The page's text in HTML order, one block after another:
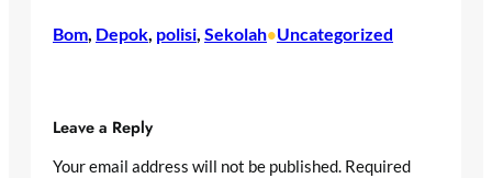
Bom, Depok, polisi, Sekolah•Uncategorized
Leave a Reply
Your email address will not be published. Required